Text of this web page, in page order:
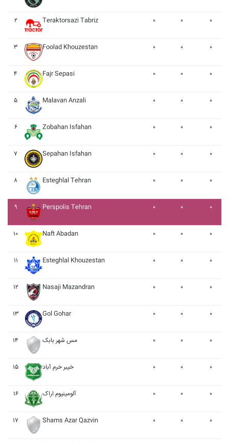
۲ Teraktorsazi Tabriz ۰ ۰ ۰
۳ Foolad Khouzestan ۰ ۰ ۰
۴ Fajr Sepasi ۰ ۰ ۰
۵ Malavan Anzali ۰ ۰ ۰
۶ Zobahan Isfahan ۰ ۰ ۰
۷ Sepahan Isfahan ۰ ۰ ۰
۸ Esteghlal Tehran ۰ ۰ ۰
۹ Perspolis Tehran ۰ ۰ ۰
۱۰ Naft Abadan ۰ ۰ ۰
۱۱ Esteghlal Khouzestan ۰ ۰ ۰
۱۲ Nasaji Mazandran ۰ ۰ ۰
۱۳ Gol Gohar ۰ ۰ ۰
۱۴ مس شهر بابک ۰ ۰ ۰
۱۵ خيبر خرم آباد ۰ ۰ ۰
۱۶ آلومينيوم اراک ۰ ۰ ۰
۱۷ Shams Azar Qazvin ۰ ۰ ۰